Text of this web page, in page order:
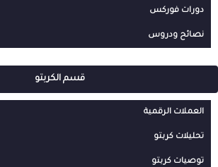
دورات فوركس
نصائح ودروس
قسم الكربتو
العملات الرقمية
تحليلات كربتو
توصيات كربتو